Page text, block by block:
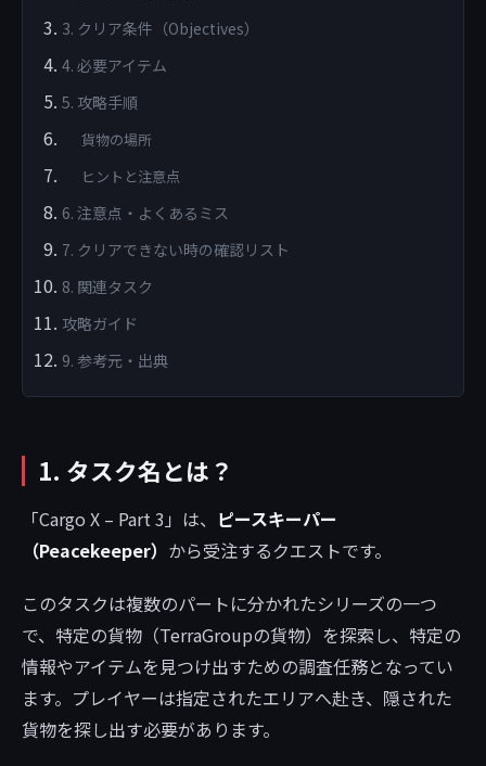
3. クリア条件（Objectives）
4. 必要アイテム
5. 攻略手順
貨物の場所
ヒントと注意点
6. 注意点・よくあるミス
7. クリアできない時の確認リスト
8. 関連タスク
攻略ガイド
9. 参考元・出典
1. タスク名とは？
「Cargo X – Part 3」は、 ピースキーパー
（Peacekeeper） から受注するクエストです。
このタスクは複数のパートに分かれたシリーズの一つ
で、特定の貨物（TerraGroupの貨物）を探索し、特定の
情報やアイテムを見つけ出すための調査任務となってい
ます。プレイヤーは指定されたエリアへ赴き、隠された
貨物を探し出す必要があります。